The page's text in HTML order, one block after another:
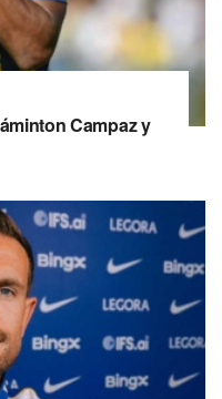
Campaz y